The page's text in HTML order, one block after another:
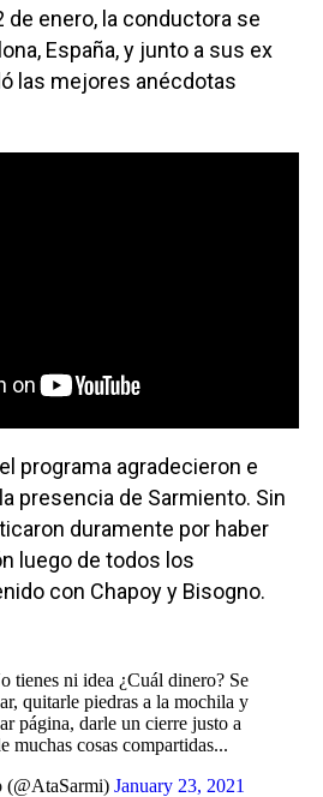
de enero, la conductora se
España, y junto a sus ex
las mejores anécdotas
programa agradecieron e
presencia de Sarmiento. Sin
duramente por haber
luego de todos los
con Chapoy y Bisogno.
tienes ni idea ¿Cuál dinero? Se
quitarle piedras a la mochila y
página, darle un cierre justo a
muchas cosas compartidas...
January 23, 2021